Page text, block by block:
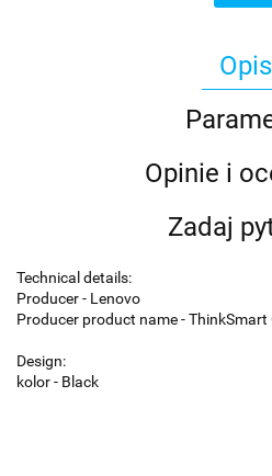
Opis
Opinie i
Zadaj
Technical details:
Producer - Lenovo
Producer product name - ThinkSmart
Design:
kolor - Black